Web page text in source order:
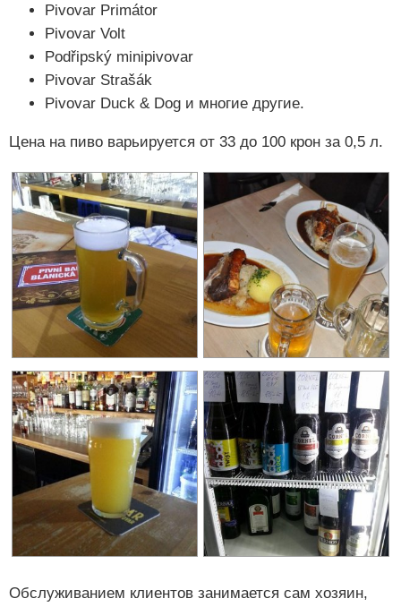
Pivovar Primátor
Pivovar Volt
Podřipský minipivovar
Pivovar Strašák
Pivovar Duck & Dog и многие другие.
Цена на пиво варьируется от 33 до 100 крон за 0,5 л.
Обслуживанием клиентов занимается сам хозяин,